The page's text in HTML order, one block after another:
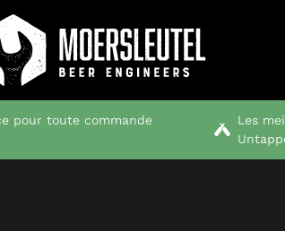
pour toute commande
Les